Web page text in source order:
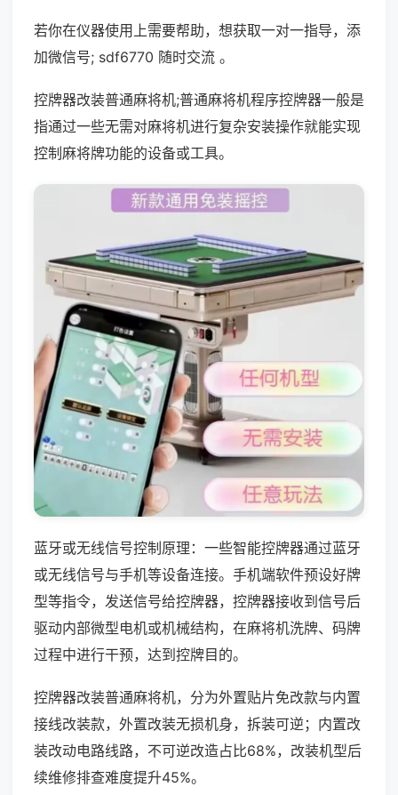
若你在仪器使用上需要帮助，想获取一对一指导，添
加微信号; sdf6770 随时交流 。
控牌器改装普通麻将机;普通麻将机程序控牌器一般是
指通过一些无需对麻将机进行复杂安装操作就能实现
控制麻将牌功能的设备或工具。
蓝牙或无线信号控制原理：一些智能控牌器通过蓝牙
或无线信号与手机等设备连接。手机端软件预设好牌
型等指令，发送信号给控牌器，控牌器接收到信号后
驱动内部微型电机或机械结构，在麻将机洗牌、码牌
过程中进行干预，达到控牌目的。
控牌器改装普通麻将机，分为外置贴片免改款与内置
接线改装款，外置改装无损机身，拆装可逆；内置改
装改动电路线路，不可逆改造占比68%，改装机型后
续维修排查难度提升45%。